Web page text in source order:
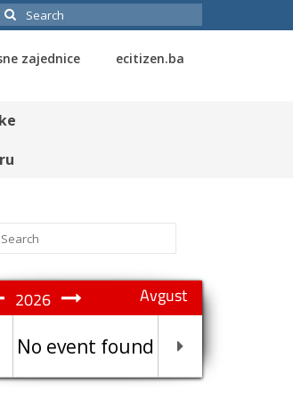
Search
zajednice ecitizen.ba
Avgust
2026
No event found